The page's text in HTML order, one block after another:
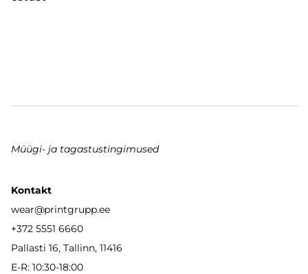
Müügi- ja tagastustingimused
Kontakt
wear@printgrupp.ee
+372 5551 6660
Pallasti 16, Tallinn, 11416
E-R: 10:30-18:00